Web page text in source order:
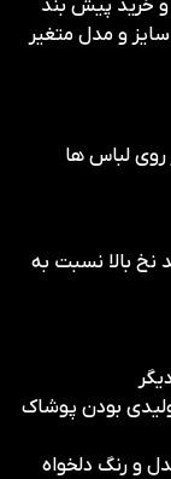
و خرید پیش بند
و مدل متغیر
روی لباس ها
نخ بالا نسبت به
بودن پوشاک
و رنگ دلخواه